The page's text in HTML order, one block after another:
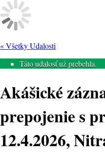
« Všetky Udalosti
Táto udalosť už prebehla.
Akášické
prepojenie s
12.4.2026,